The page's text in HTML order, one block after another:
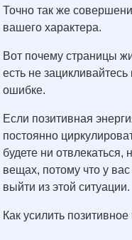
Точно так же
вашего характера.
Вот почему страницы
есть не
ошибке.
Если позитивная
постоянно
будете ни отвлекаться,
вещах, потому что у
выйти из этой ситуации.
Как усилить